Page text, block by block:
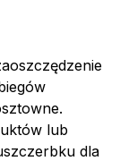
lub
dla